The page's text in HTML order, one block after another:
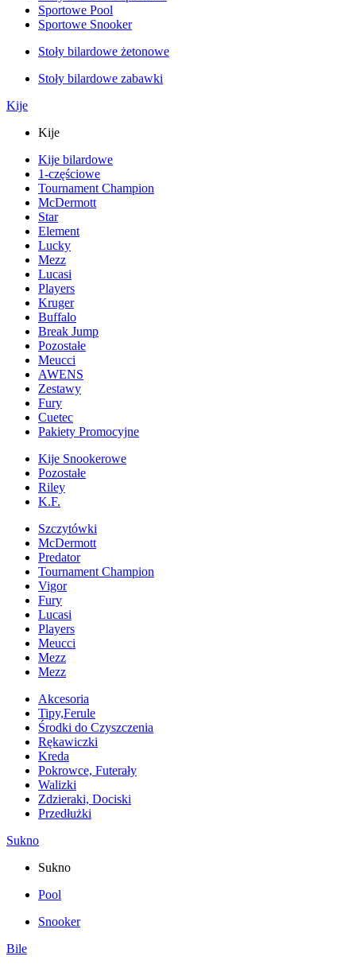
Sportowe Pool
Sportowe Snooker
Stoły bilardowe żetonowe
Stoły bilardowe zabawki
Kije
Kije
Kije bilardowe
1-częściowe
Tournament Champion
McDermott
Star
Element
Lucky
Mezz
Lucasi
Players
Kruger
Buffalo
Break Jump
Pozostałe
Meucci
AWENS
Zestawy
Fury
Cuetec
Pakiety Promocyjne
Kije Snookerowe
Pozostałe
Riley
K.F.
Szczytówki
McDermott
Predator
Tournament Champion
Vigor
Fury
Lucasi
Players
Meucci
Mezz
Mezz
Akcesoria
Tipy,Ferule
Środki do Czyszczenia
Rękawiczki
Kreda
Pokrowce, Futerały
Walizki
Zdzieraki, Dociski
Przedłużki
Sukno
Sukno
Pool
Snooker
Bile